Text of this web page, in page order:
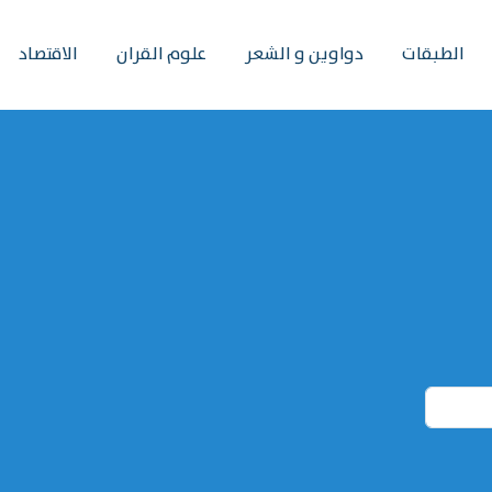
الطبقات دواوين و الشعر علوم القران الاقتصاد